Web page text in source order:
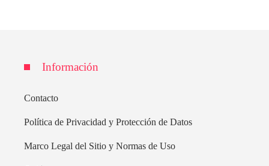
Información
Contacto
Política de Privacidad y Protección de Datos
Marco Legal del Sitio y Normas de Uso